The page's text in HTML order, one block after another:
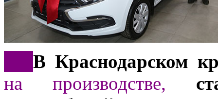
В Краснодарском
на производстве,